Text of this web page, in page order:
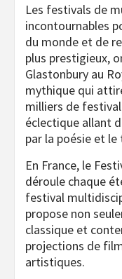
Les festivals de
incontournables
du monde et de
plus prestigieux,
Glastonbury au
mythique qui
milliers de
éclectique allant
par la poésie et le
En France, le
déroule chaque
festival
propose non
classique et
projections de
artistiques.